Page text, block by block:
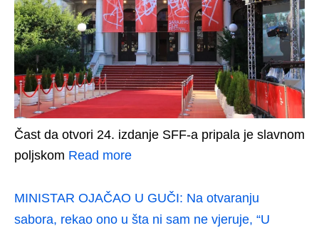
Čast da otvori 24. izdanje SFF-a pripala je slavnom
poljskom Read more
MINISTAR OJAČAO U GUČI: Na otvaranju
sabora, rekao ono u šta ni sam ne vjeruje, “U